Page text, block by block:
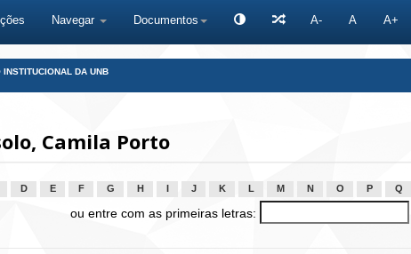
Navegar Documentos A- A A+
INSTITUCIONAL DA UNB
Camila Porto
D E F G H J K L M N O P Q
ou entre com as primeiras letras: